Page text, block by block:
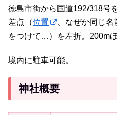
徳島市街から国道192/318号
差点（位置
、なぜか同じ
をつけて…）を左折。200m
境内に駐車可能。
神社概要